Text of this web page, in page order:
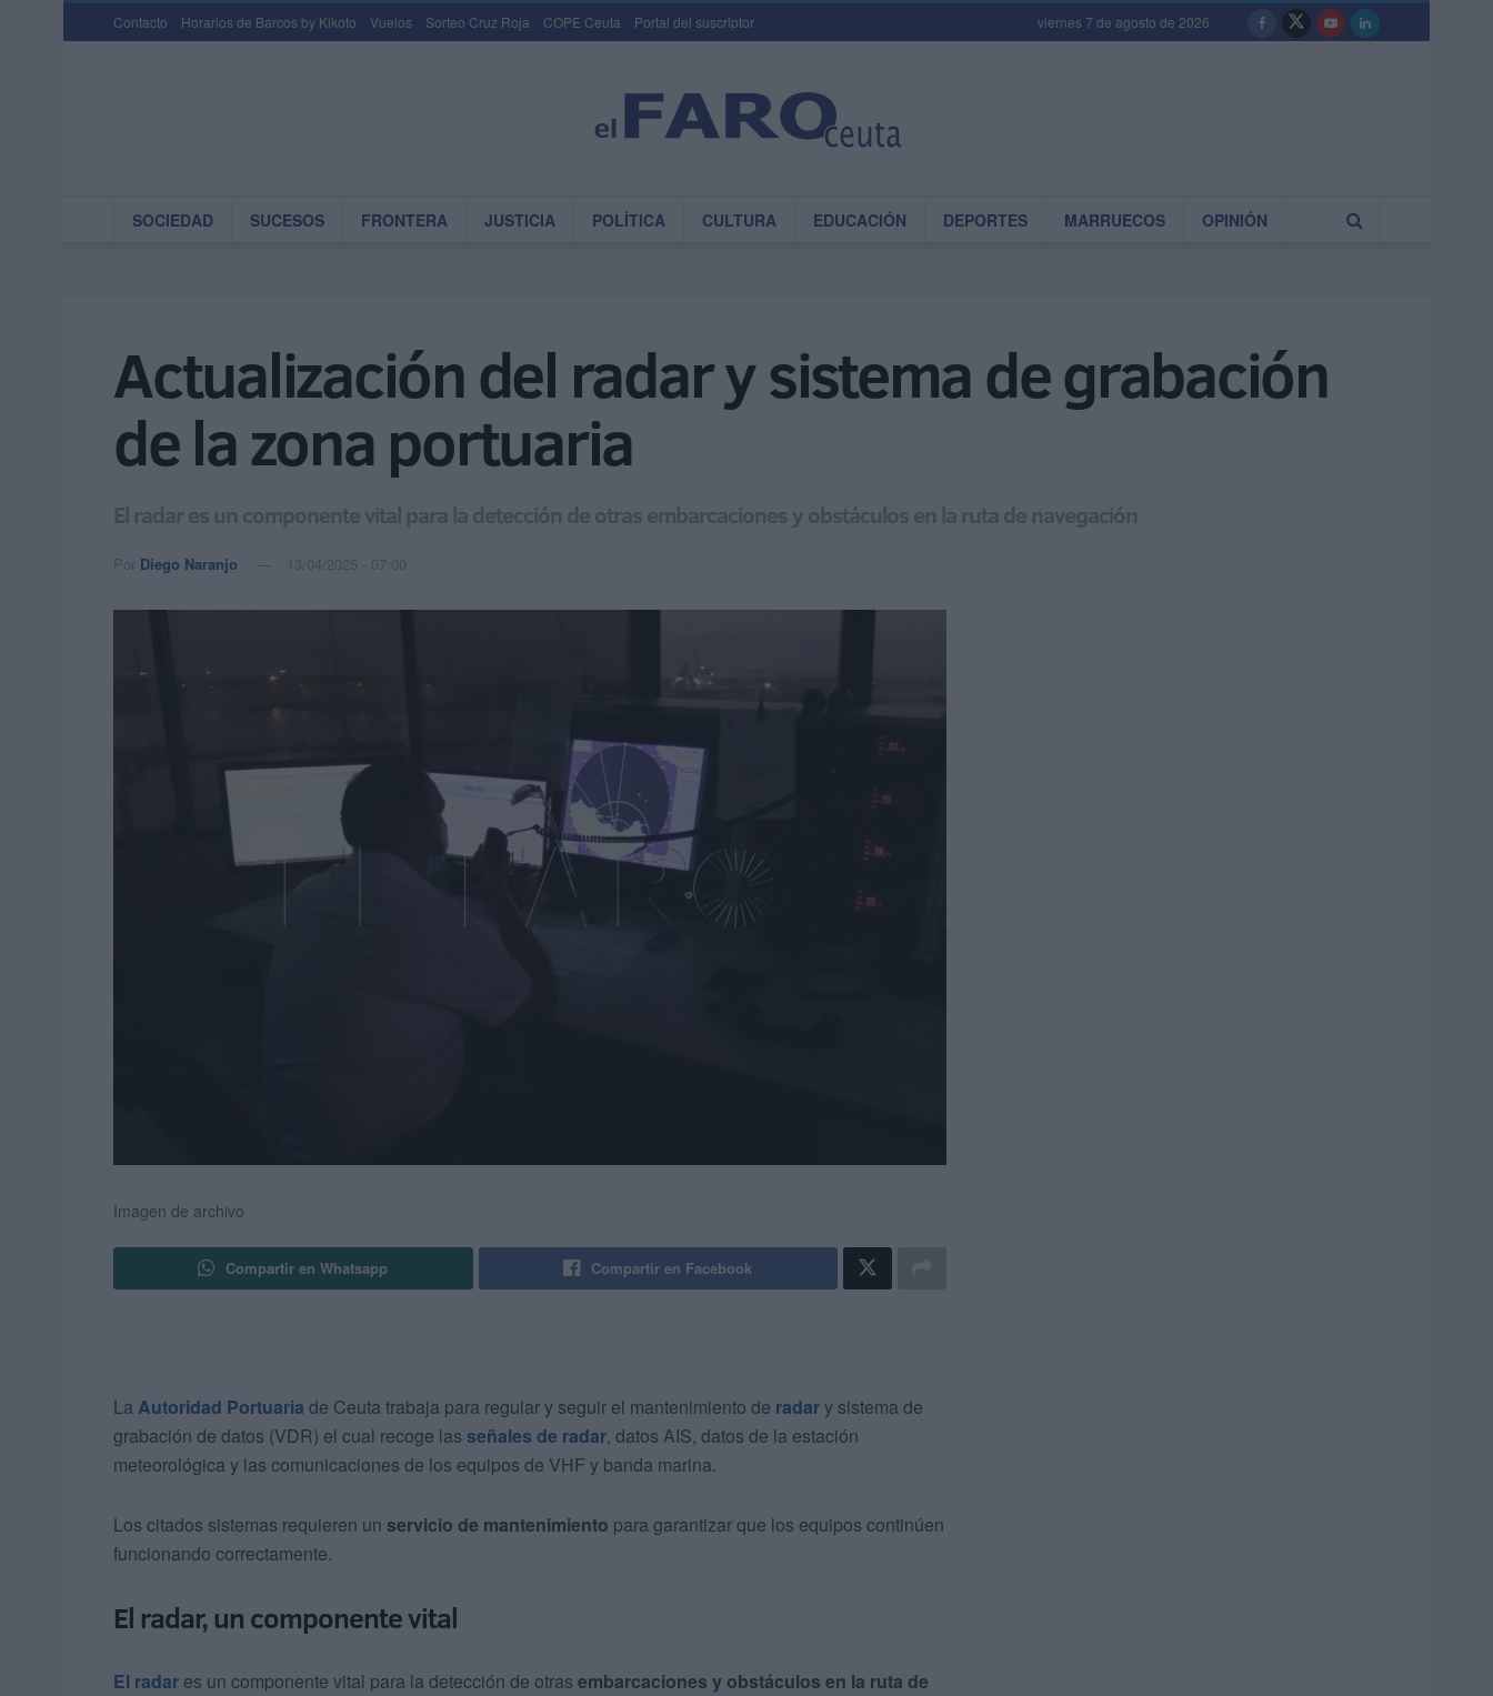
Contacto Horarios de Barcos by Kikoto Vuelos Sorteo Cruz Roja COPE Ceuta Portal del suscriptor viernes 7 de agosto de 2026
SOCIEDAD SUCESOS FRONTERA JUSTICIA POLÍTICA CULTURA EDUCACIÓN DEPORTES MARRUECOS OPINIÓN
Actualización del radar y sistema de grabación
de la zona portuaria
El radar es un componente vital para la detección de otras embarcaciones y obstáculos en la ruta de navegación
Por Diego Naranjo 13/04/2025 - 07:00
Imagen de archivo
Compartir en Whatsapp Compartir en Facebook
La Autoridad Portuaria de Ceuta trabaja para regular y seguir el mantenimiento de radary sistema de
grabación de datos (VDR) el cual recoge las señales de radar, datos AIS, datos de la estación
meteorológica y las comunicaciones de los equipos de VHF y banda marina.
Los citados sistemas requieren un servicio de mantenimiento para garantizar que los equipos continúen
funcionando correctamente.
El radar, un componente vital
El radar es un componente vital para la detección de otras embarcaciones y obstáculos en la ruta de